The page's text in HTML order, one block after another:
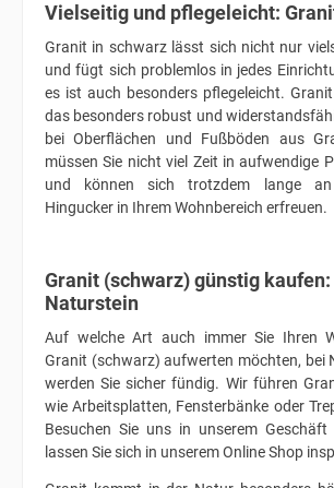
Vielseitig und pflegeleicht:
Granit in schwarz lässt sich nicht nur
und fügt sich problemlos in jedes
es ist auch besonders pflegeleicht.
das besonders robust und
bei Oberflächen und Fußböden aus
müssen Sie nicht viel Zeit in aufwendige
und können sich trotzdem lange
Hingucker in Ihrem Wohnbereich erfreuen.
Granit (schwarz) günstig
Naturstein
Auf welche Art auch immer Sie Ihren
Granit (schwarz) aufwerten möchten, bei
werden Sie sicher fündig. Wir führen
wie Arbeitsplatten, Fensterbänke oder
Besuchen Sie uns in unserem
lassen Sie sich in unserem Online Shop